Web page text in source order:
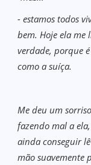
- estamos todos
bem. Hoje ela
verdade, porque
como a suíça.
Me deu um
fazendo mal a
ainda conseguir
mão suavemente